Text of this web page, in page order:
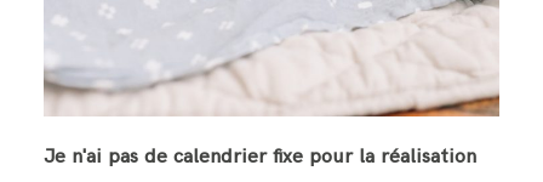
Je n'ai pas de calendrier fixe pour la réalisation